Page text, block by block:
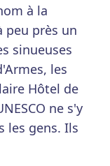
à la
peu près un
sinueuses
les
Hôtel de
ne s'y
les gens. Ils